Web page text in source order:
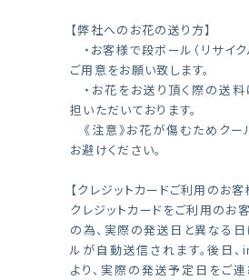
【弊社へのお花の送り方】
・お客様で段ボール（リサイ
ご用意をお願い致します。
・お花をお送り頂く際の送
担いただいております。
《注意》お花が傷むためク
お避けください。
【クレジットカードご利用のお客
クレジットカードをご利用のお
の為、実際の発送日と異なる
ルが自動送信されます。後日、
より、実際の発送予定日をご